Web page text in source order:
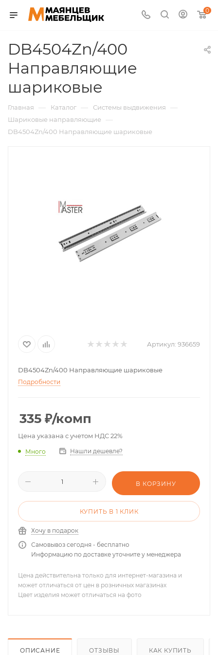
0
DB4504Zn/400
Направляющие
шариковые
Главная — Каталог — Системы выдвижения —
Шариковые направляющие —
DB4504Zn/400 Направляющие шариковые
Артикул: 936659
DB4504Zn/400 Направляющие шариковые
Подробности
335 ₽/комп
Цена указана с учетом НДС 22%
Много Нашли дешевле?
В КОРЗИНУ
КУПИТЬ В 1 КЛИК
Хочу в подарок
Самовывоз сегодня - бесплатно
Информацию по доставке уточните у менеджера
Цена действительна только для интернет-магазина и
может отличаться от цен в розничных магазинах
Цвет изделия может отличаться на фото
ОПИСАНИЕ ОТЗЫВЫ КАК КУПИТЬ